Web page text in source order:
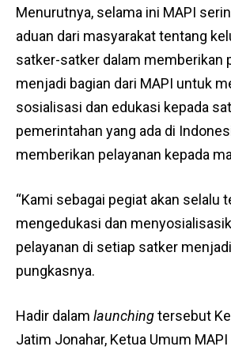
Menurutnya, selama ini MAPI
aduan dari masyarakat tentang
satker-satker dalam memberikan
menjadi bagian dari MAPI untuk
sosialisasi dan edukasi kepada
pemerintahan yang ada di
memberikan pelayanan kepada
“Kami sebagai pegiat akan selalu
mengedukasi dan
pelayanan di setiap satker menjadi
pungkasnya.
Hadir dalam launchingtersebut
Jatim Jonahar, Ketua Umum MAPI